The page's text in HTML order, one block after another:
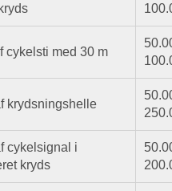
cykelsti med 30 m
krydsningshelle
cykelsignal i
kryds